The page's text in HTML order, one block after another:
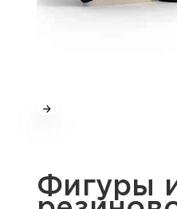
Фигуры